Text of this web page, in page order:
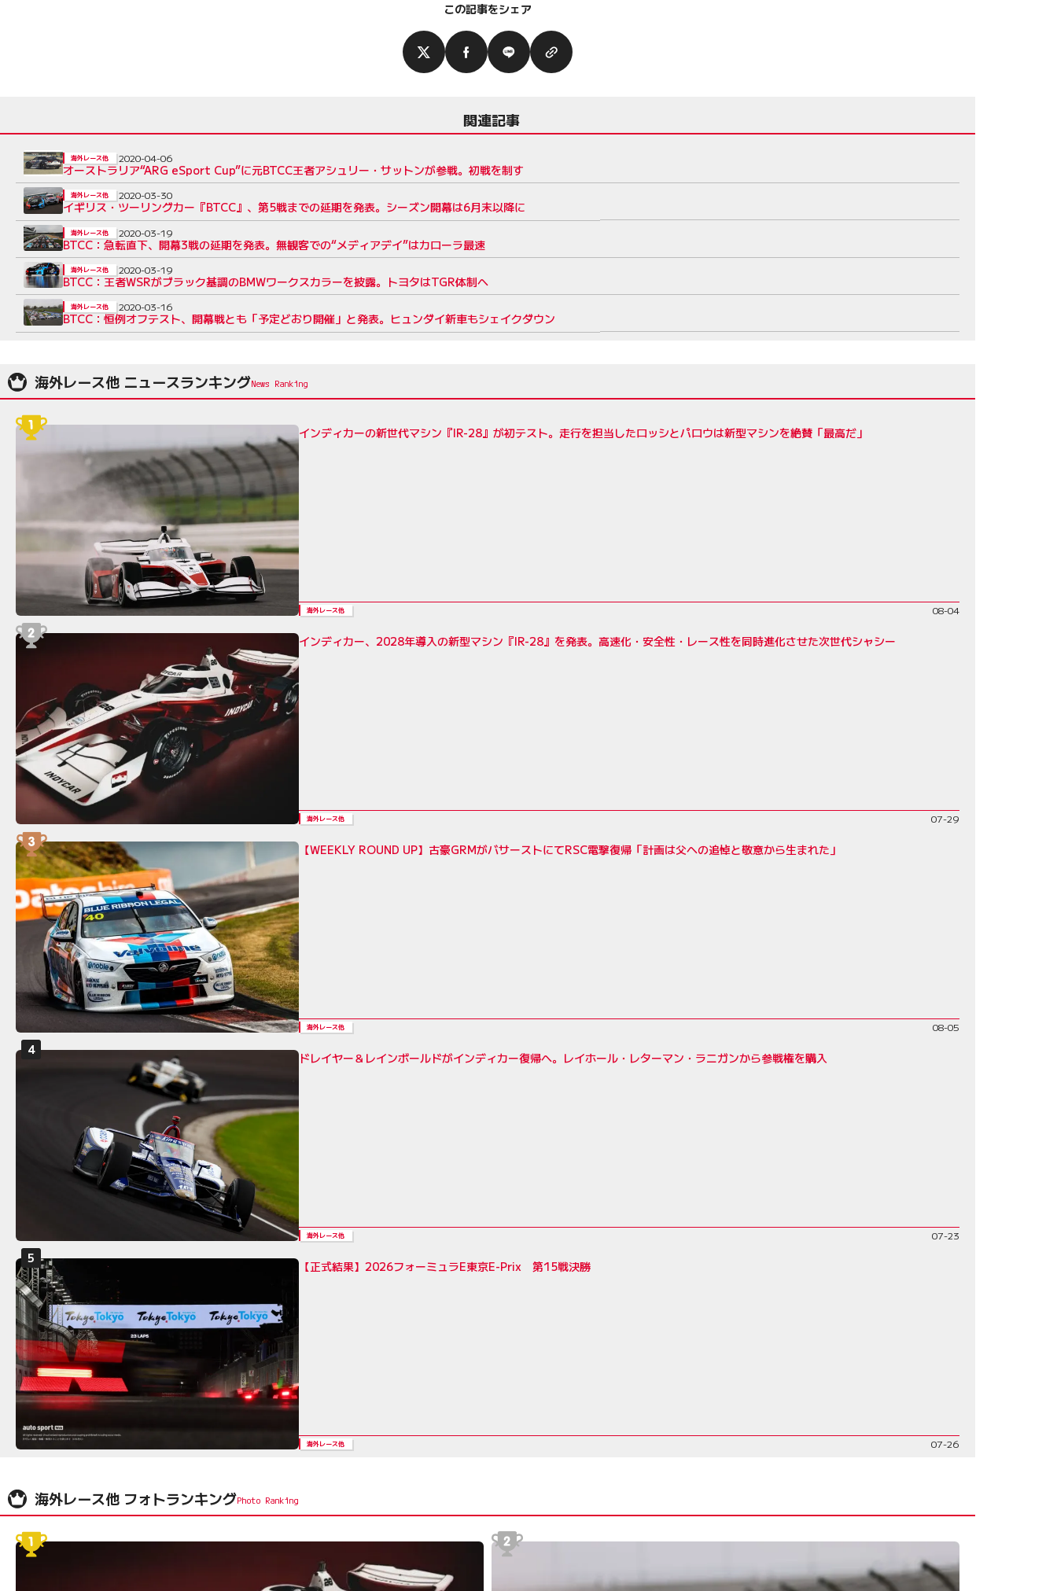
この記事をシェア
関連記事
オーストラリア“ARG eSport Cup”に元BTCC王者アシュリー・サットンが参戦。初戦を制す
海外レース他 2020-04-06
イギリス・ツーリングカー『BTCC』、第5戦までの延期を発表。シーズン開幕は6月末以降に
海外レース他 2020-03-30
BTCC：急転直下、開幕3戦の延期を発表。無観客での“メディアデイ”はカローラ最速
海外レース他 2020-03-19
BTCC：王者WSRがブラック基調のBMWワークスカラーを披露。トヨタはTGR体制へ
海外レース他 2020-03-19
BTCC：恒例オフテスト、開幕戦とも「予定どおり開催」と発表。ヒュンダイ新車もシェイクダウン
海外レース他 2020-03-16
海外レース他 ニュースランキング
インディカーの新世代マシン『IR-28』が初テスト。走行を担当したロッシとパロウは新型マシンを絶賛「最高だ」
海外レース他 08-04
インディカー、2028年導入の新型マシン『IR-28』を発表。高速化・安全性・レース性を同時進化させた次世代シャシー
海外レース他 07-29
【WEEKLY ROUND UP】古豪GRMがバサーストにてRSC電撃復帰「計画は父への追悼と敬意から生まれた」
海外レース他 08-05
ドレイヤー＆レインボールドがインディカー復帰へ。レイホール・レターマン・ラニガンから参戦権を購入
海外レース他 07-23
【正式結果】2026フォーミュラE東京E-Prix 第15戦決勝
海外レース他 07-26
海外レース他 フォトランキング